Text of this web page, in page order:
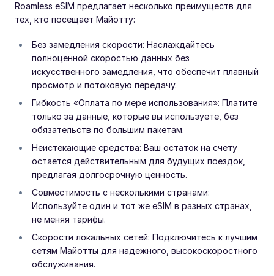
Roamless eSIM предлагает несколько преимуществ для
тех, кто посещает Майотту:
Без замедления скорости: Наслаждайтесь
полноценной скоростью данных без
искусственного замедления, что обеспечит плавный
просмотр и потоковую передачу.
Гибкость «Оплата по мере использования»: Платите
только за данные, которые вы используете, без
обязательств по большим пакетам.
Неистекающие средства: Ваш остаток на счету
остается действительным для будущих поездок,
предлагая долгосрочную ценность.
Совместимость с несколькими странами:
Используйте один и тот же eSIM в разных странах,
не меняя тарифы.
Скорости локальных сетей: Подключитесь к лучшим
сетям Майотты для надежного, высокоскоростного
обслуживания.